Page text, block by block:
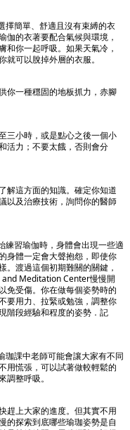
簡單、舒適且沒有束縛的衣
伽的衣著要配合氣候與環境，
和你一起呼吸。如果天氣冷，
可以脫掉外層的衣服。
你一種穩固的地板抓力，赤腳
三小時，或是點心之後一個小
活力；不要太餓，否則會分
解這方面的知識。確定你知道
以及治療技術，詢問你的醫師
習瑜伽時，身體會出現一些適
身體一定會大聲抱怨，即使你
。渡過這個初期難關的關鍵，
and Meditation Center慢慢開
免受傷。你在做每個姿勢時的
要用力、拉緊或勉強，調整你
階段經驗和程度的姿勢．記
課中老師可能會讓大家有不同
用慌張，可以試著做較輕鬆的
整呼吸。
趕上大家的進度。但其實不用
的探索到底哪些瑜珈姿勢是自